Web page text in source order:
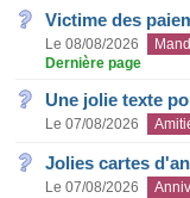
Victime des
Le 08/08/2026
Dernière page
Une jolie texte
Le 07/08/2026
Jolies cartes
Le 07/08/2026